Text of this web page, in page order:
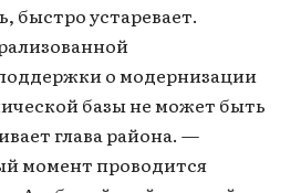
быстро устаревает.
о модернизации
базы не может быть
глава района. —
момент проводится